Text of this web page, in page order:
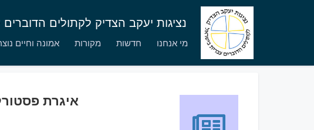
נציגות יעקב הצדיק לקתולים
מי אנחנו חדשות מקורות אמונה וחיים
איגרת